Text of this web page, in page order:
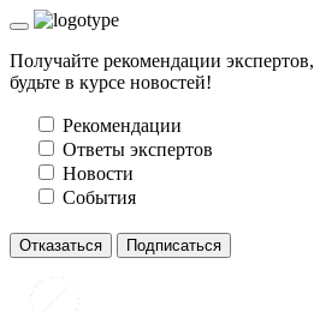
Получайте рекомендации экспертов,
будьте в курсе новостей!
Рекомендации
Ответы экспертов
Новости
События
Отказаться Подписаться